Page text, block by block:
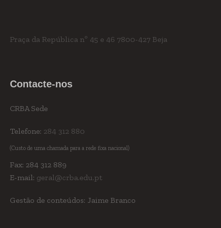
Praça da República nº 45 e 46 7800-427 Beja
Contacte-nos
CRBA Sede
Telefone: 284 312 880
(Custo de uma chamada para a rede fixa nacional)
Fax: 284 312 889
E-mail: geral@crba.edu.pt
Gestão de conteúdos: Jaime Branco